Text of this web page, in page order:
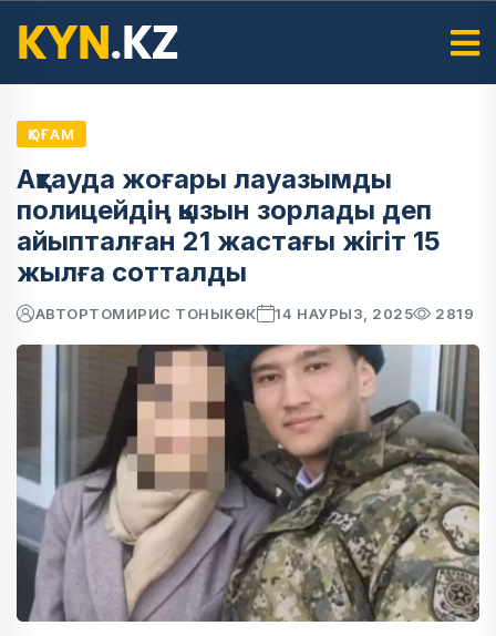
ҚОҒАМ
Ақтауда жоғары лауазымды
полицейдің қызын зорлады деп
айыпталған 21 жастағы жігіт 15
жылға сотталды
АВТОРТОМИРИС ТОНЫКӨК 14 НАУРЫЗ, 2025 2819